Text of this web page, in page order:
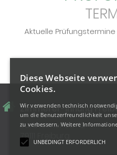
Aktuelle Prüfungstermine
Zimmerer-Innung
Burkheimer Str. 12
79111 Freiburg
Diese Webseite
Cookies.
Wir verwenden technisch
um die Benutzerfreundlichkeit
zu verbessern. Weitere
UNBEDINGT ERFORDERLICH